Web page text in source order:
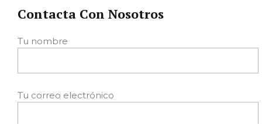
Contacta Con Nosotros
Tu nombre
Tu correo electrónico